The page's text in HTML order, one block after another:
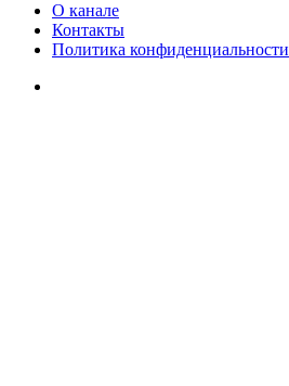
О канале
Контакты
Политика конфиденциальности